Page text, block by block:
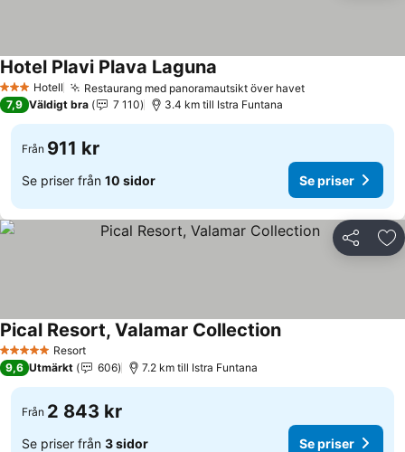
3 StjärnorHotell Restaurang med panoramautsikt över havetSe priser
Hotel Plavi Plava Laguna
7,9 Väldigt bra 7 110 3.4 km till Istra Funtana
Från 911 kr
Se priser från 10 sidor Se priser
Dela
5 Stjärnor Resort
Pical Resort, Valamar CollectionSe priser
9,6 Utmärkt 606 7.2 km till Istra Funtana
Från 2 843 kr
Se priser från 3 sidor Se priser